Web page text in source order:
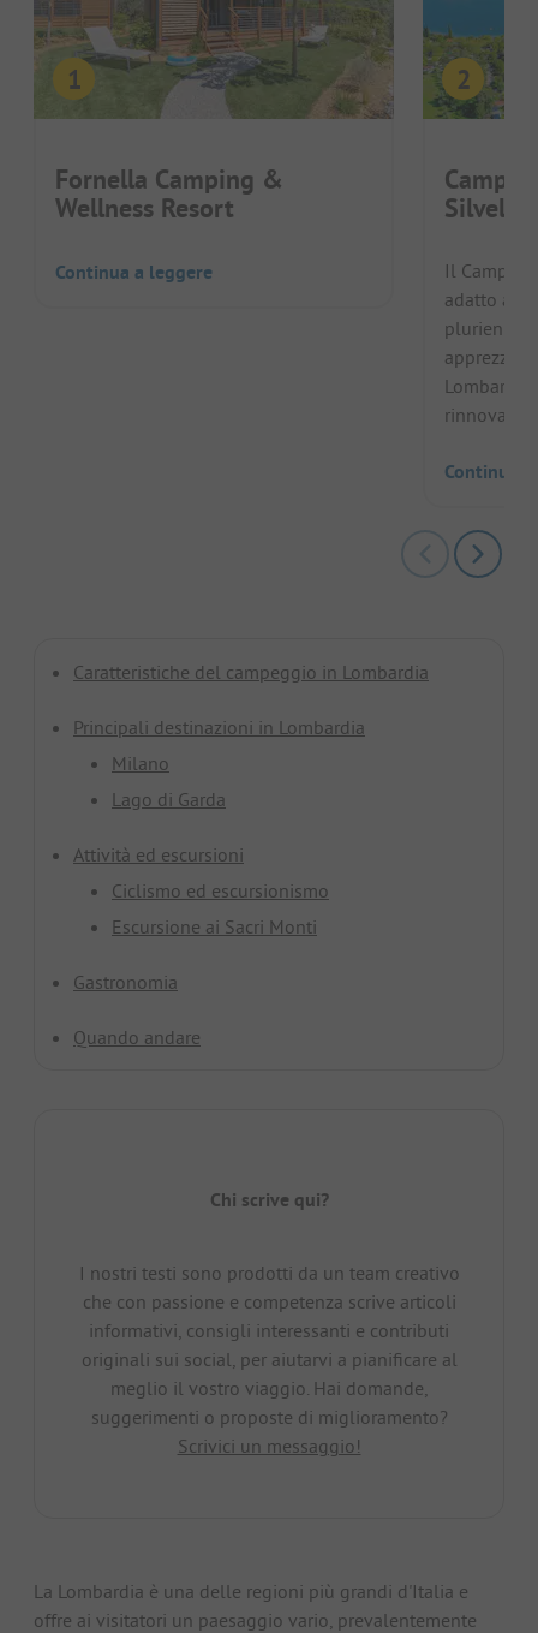
Fornella Camping &
Wellness Resort
Continua a leggere
Silvella
Il
adatto ai
Lombardia
Continua
Caratteristiche del campeggio in Lombardia
Principali destinazioni in Lombardia
Milano
Lago di Garda
Attività ed escursioni
Ciclismo ed escursionismo
Escursione ai Sacri Monti
Gastronomia
Quando andare
Chi scrive qui?
I nostri testi sono prodotti da un team creativo
che con passione e competenza scrive articoli
informativi, consigli interessanti e contributi
originali sui social, per aiutarvi a pianificare al
meglio il vostro viaggio. Hai domande,
suggerimenti o proposte di miglioramento?
Scrivici un messaggio!
La Lombardia è una delle regioni più grandi d'Italia e
offre ai visitatori un paesaggio vario, prevalentemente